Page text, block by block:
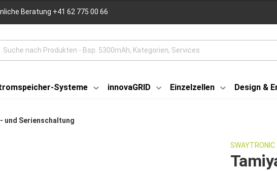
Beratung +41 62 775 00 66
Systeme innovaGRID Einzelzellen Design &
und Serienschaltung
SWAYTRONIC